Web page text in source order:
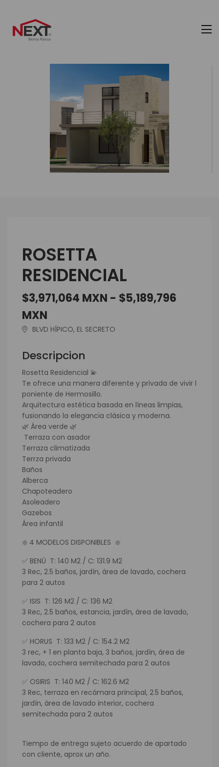
ROSETTA
RESIDENCIAL
$3,971,064 MXN - $5,189,796
MXN
BLVD HÍPICO, EL SECRETO
Descripcion
Rosetta Residencial 💫
Te ofrece una manera diferente y privada de vivir l
poniente de Hermosillo.
Arquitectura estética basada en líneas limpias,
fusionando la elegancia clásica y moderna.
🌿 Área verde 🌿
Terraza con asador
Terraza climatizada
Terrza privada
Baños
Alberca
Chapoteadero
Asoleadero
Gazebos
Área infantil
❇️ 4 MODELOS DISPONIBLES ❇️
✅ BENÚ T: 140 M2 / C: 131.9 M2
3 Rec, 2.5 baños, jardín, área de lavado, cochera
para 2 autos
✅ ISIS T: 126 M2 / C: 136 M2
3 Rec, 2.5 baños, estancia, jardín, área de lavado,
cochera para 2 autos
✅ HORUS T: 133 M2 / C: 154.2 M2
3 rec, + 1 en planta baja, 3 baños, jardín, área de
lavado, cochera semitechada para 2 autos
✅ OSIRIS T: 140 M2 / C: 162.6 M2
3 Rec, terraza en recámara principal, 2.5 baños,
jardín, área de lavado interior, cochera
semitechada para 2 autos
Tiempo de entrega sujeto acuerdo de apartado
con cliente, aprox un año.